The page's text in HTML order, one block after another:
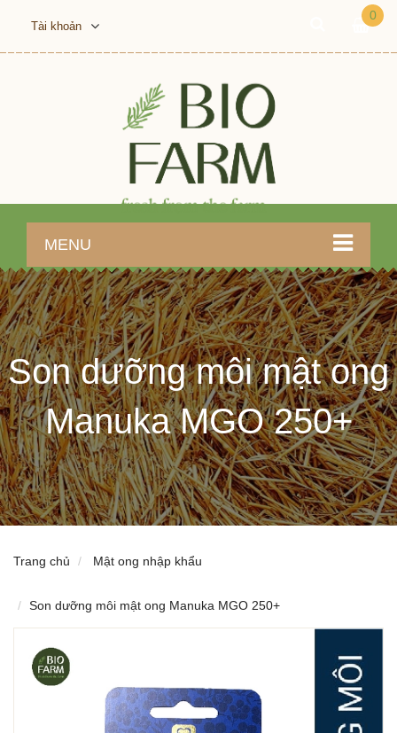
Tài khoản
0
MENU
Son dưỡng môi mật ong
Manuka MGO 250+
Trang chủ Mật ong nhập khẩu
Son dưỡng môi mật ong Manuka MGO 250+